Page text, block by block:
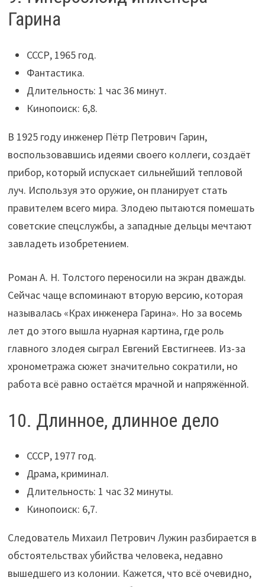
Гарина
СССР, 1965 год.
Фантастика.
Длительность: 1 час 36 минут.
Кинопоиск: 6,8.
В 1925 году инженер Пётр Петрович Гарин,
воспользовавшись идеями своего коллеги, создаёт
прибор, который испускает сильнейший тепловой
луч. Используя это оружие, он планирует стать
правителем всего мира. Злодею пытаются помешать
советские спецслужбы, а западные дельцы мечтают
завладеть изобретением.
Роман А. Н. Толстого переносили на экран дважды.
Сейчас чаще вспоминают вторую версию, которая
называлась «Крах инженера Гарина». Но за восемь
лет до этого вышла нуарная картина, где роль
главного злодея сыграл Евгений Евстигнеев. Из-за
хронометража сюжет значительно сократили, но
работа всё равно остаётся мрачной и напряжённой.
10. Длинное, длинное дело
СССР, 1977 год.
Драма, криминал.
Длительность: 1 час 32 минуты.
Кинопоиск: 6,7.
Следователь Михаил Петрович Лужин разбирается в
обстоятельствах убийства человека, недавно
вышедшего из колонии. Кажется, что всё очевидно,